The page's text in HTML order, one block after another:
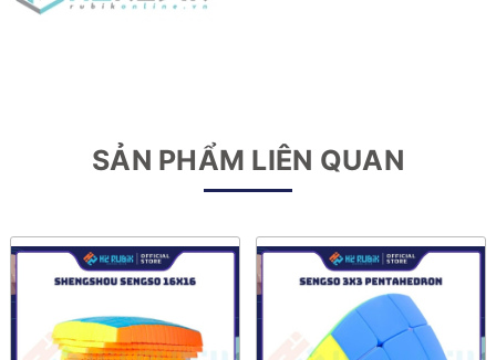
SẢN PHẨM LIÊN QUAN